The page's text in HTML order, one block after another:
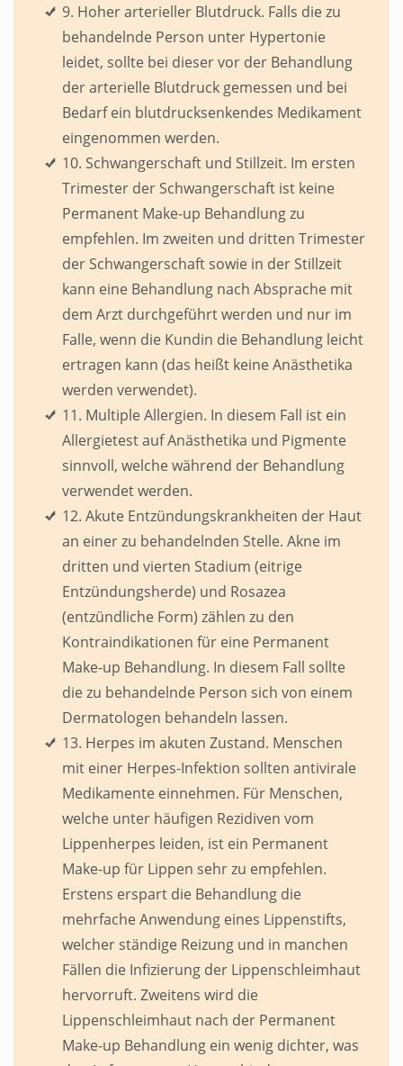
9. Hoher arterieller Blutdruck. Falls die zu
behandelnde Person unter Hypertonie
leidet, sollte bei dieser vor der Behandlung
der arterielle Blutdruck gemessen und bei
Bedarf ein blutdrucksenkendes Medikament
eingenommen werden.
10. Schwangerschaft und Stillzeit. Im ersten
Trimester der Schwangerschaft ist keine
Permanent Make-up Behandlung zu
empfehlen. Im zweiten und dritten Trimester
der Schwangerschaft sowie in der Stillzeit
kann eine Behandlung nach Absprache mit
dem Arzt durchgeführt werden und nur im
Falle, wenn die Kundin die Behandlung leicht
ertragen kann (das heißt keine Anästhetika
werden verwendet).
11. Multiple Allergien. In diesem Fall ist ein
Allergietest auf Anästhetika und Pigmente
sinnvoll, welche während der Behandlung
verwendet werden.
12. Akute Entzündungskrankheiten der Haut
an einer zu behandelnden Stelle. Akne im
dritten und vierten Stadium (eitrige
Entzündungsherde) und Rosazea
(entzündliche Form) zählen zu den
Kontraindikationen für eine Permanent
Make-up Behandlung. In diesem Fall sollte
die zu behandelnde Person sich von einem
Dermatologen behandeln lassen.
13. Herpes im akuten Zustand. Menschen
mit einer Herpes-Infektion sollten antivirale
Medikamente einnehmen. Für Menschen,
welche unter häufigen Rezidiven vom
Lippenherpes leiden, ist ein Permanent
Make-up für Lippen sehr zu empfehlen.
Erstens erspart die Behandlung die
mehrfache Anwendung eines Lippenstifts,
welcher ständige Reizung und in manchen
Fällen die Infizierung der Lippenschleimhaut
hervorruft. Zweitens wird die
Lippenschleimhaut nach der Permanent
Make-up Behandlung ein wenig dichter, was